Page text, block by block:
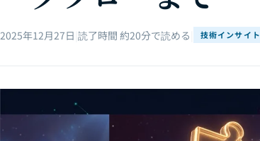
2025年12月27日 読了時間 約20分で読める 技術インサイト